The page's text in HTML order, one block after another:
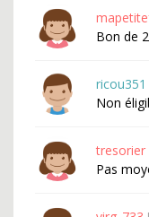
Bon de
ricou351
Non
tresorier
Pas